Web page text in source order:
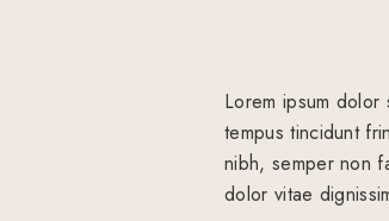
Lorem ipsum
tempus tincidunt
nibh, semper non
dolor vitae